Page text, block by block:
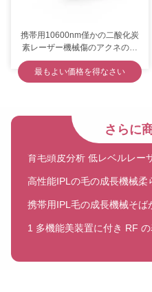
携帯用10600nm僅かの二酸化炭
素レーザー機械傷のアクネの取
り外しの美
最もよい価格を得なさい
さらに
多機能美容器 メディカル エ